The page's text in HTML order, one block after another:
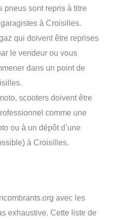
pneus sont repris à titre
à Croisilles.
qui doivent être reprises
le vendeur ou vous
dans un point de
scooters doivent être
comme une
ou à un dépôt d’une
à Croisilles.
avec les
exhaustive. Cette liste de